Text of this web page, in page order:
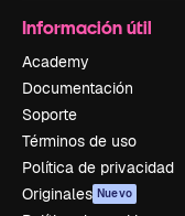
Información útil
Academy
Documentación
Soporte
Términos de uso
Política de privacidad
Originales Nuevo